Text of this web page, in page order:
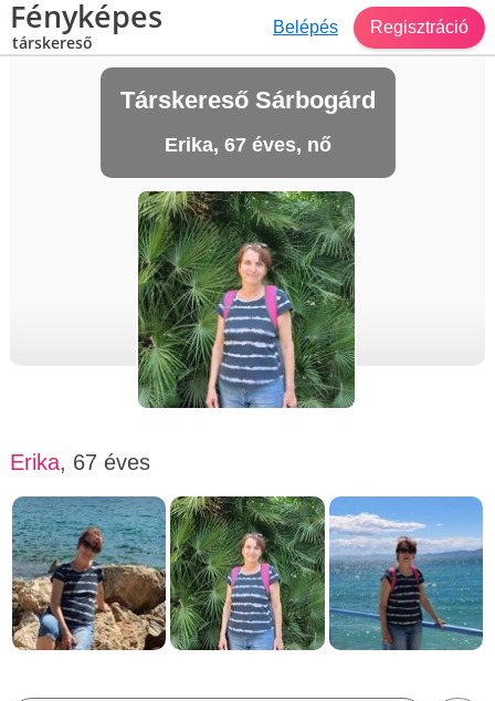
Fényképes
társkereső
Belépés Regisztráció
Társkereső Sárbogárd
Erika, 67 éves, nő
Erika, 67 éves